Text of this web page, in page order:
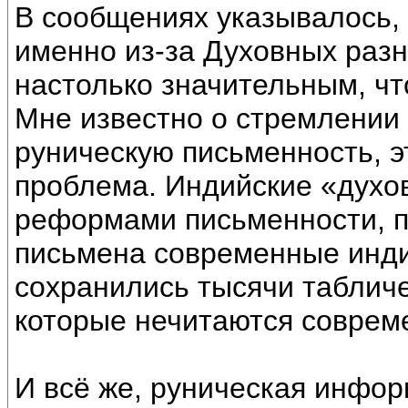
В сообщениях
именно из-за Духовных
настолько значительным,
Мне известно о
руническую письменность,
проблема. Индийские
реформами письменности,
письмена современные
сохранились тысячи
которые нечитаются
И всё же, руническая